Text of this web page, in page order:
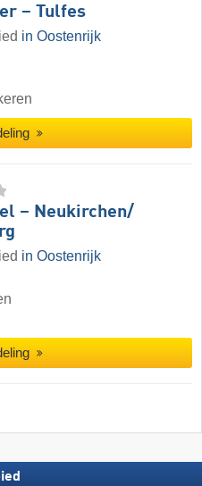
– Tulfes
in Oostenrijk
– Neukirchen/​
in Oostenrijk